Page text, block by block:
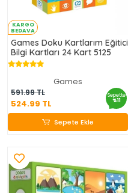
KARGO
BEDAVA
Games Doku Kartlarım Eğitici
Bilgi Kartları 24 Kart 5125
Games
591.99 TL
524.99 TL
Sepette
%11
524.99 TL
Sepete Ekle